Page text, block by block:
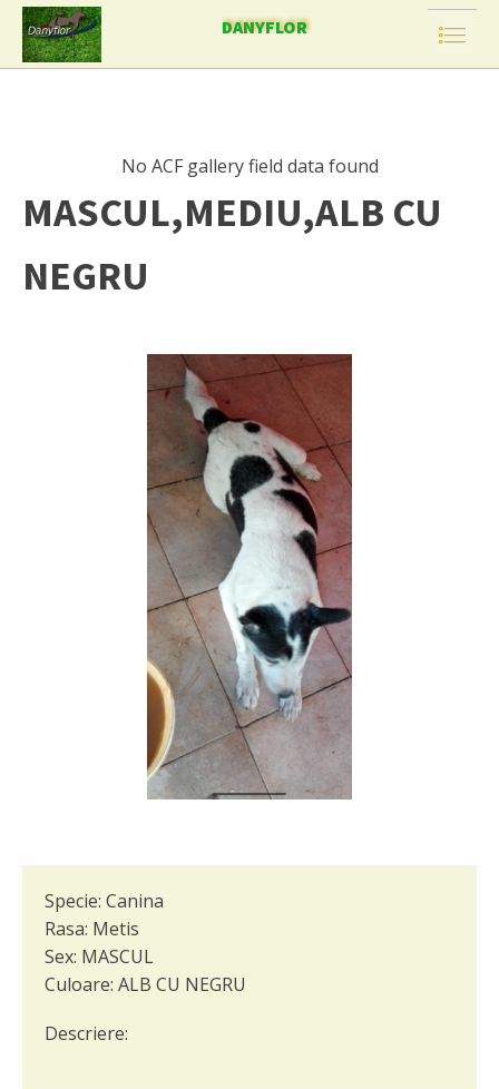
DANYFLOR
No ACF gallery field data found
MASCUL,MEDIU,ALB CU
NEGRU
Specie: Canina
Rasa: Metis
Sex: MASCUL
Culoare: ALB CU NEGRU
Descriere: